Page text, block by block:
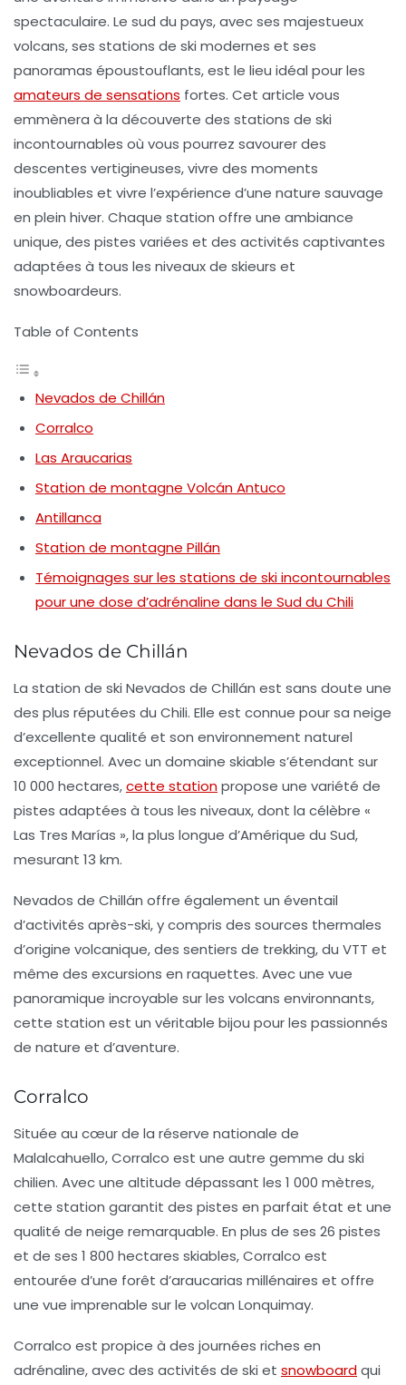
spectaculaire. Le sud du pays, avec ses majestueux
volcans, ses stations de ski modernes et ses
panoramas époustouflants, est le lieu idéal pour les
amateurs de sensations fortes. Cet article vous
emmènera à la découverte des stations de ski
incontournables où vous pourrez savourer des
descentes vertigineuses, vivre des moments
inoubliables et vivre l’expérience d’une nature sauvage
en plein hiver. Chaque station offre une ambiance
unique, des pistes variées et des activités captivantes
adaptées à tous les niveaux de skieurs et
snowboardeurs.
Table of Contents
Nevados de Chillán
Corralco
Las Araucarias
Station de montagne Volcán Antuco
Antillanca
Station de montagne Pillán
Témoignages sur les stations de ski incontournables
pour une dose d’adrénaline dans le Sud du Chili
Nevados de Chillán
La station de ski Nevados de Chillán est sans doute une
des plus réputées du Chili. Elle est connue pour sa neige
d’excellente qualité et son environnement naturel
exceptionnel. Avec un domaine skiable s’étendant sur
10 000 hectares,cette stationpropose une variété de
pistes adaptées à tous les niveaux, dont la célèbre «
Las Tres Marías », la plus longue d’Amérique du Sud,
mesurant 13 km.
Nevados de Chillán offre également un éventail
d’activités après-ski, y compris des sources thermales
d’origine volcanique, des sentiers de trekking, du VTT et
même des excursions en raquettes. Avec une vue
panoramique incroyable sur les volcans environnants,
cette station est un véritable bijou pour les passionnés
de nature et d’aventure.
Corralco
Située au cœur de la réserve nationale de
Malalcahuello,Corralco est une autre gemme du ski
chilien. Avec une altitude dépassant les 1 000 mètres,
cette station garantit des pistes en parfait état et une
qualité de neige remarquable. En plus de ses 26 pistes
et de ses 1 800 hectares skiables, Corralco est
entourée d’une forêt d’araucarias millénaires et offre
une vue imprenable sur le volcan Lonquimay.
Corralco est propice à des journées riches en
adrénaline, avec des activités de ski et snowboardqui